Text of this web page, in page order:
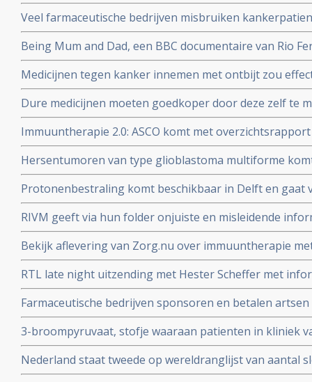
met immuuntherapie voor longkankerpatienten
Veel farmaceutische bedrijven misbruiken
wetenschappelijk onderzoek, aldus kritisch rapport van
Being Mum and Dad, een BBC documentaire van Rio
Manchester United die zijn vrouw Rebecca verloor aan
Medicijnen tegen kanker innemen met ontbijt zou
dosering zou miljoenen kunnen besparen
Dure medicijnen moeten goedkoper door deze zelf te
Jan Schellens in de DWDD van 8 februari 2017
Immuuntherapie 2.0: ASCO komt met
ontwikkelingen bij kanker van afgelopen jaar en
Hersentumoren van type glioblastoma multiforme
voor terwijl laaggradige vormen van hersentumoren
mobiele telefoons?
Protonenbestraling komt beschikbaar in Delft en gaat
vergoed worden
RIVM geeft via hun folder onjuiste en misleidende
darmkankeronderzoek onder de Nederlandse
Bekijk aflevering van Zorg.nu over immuuntherapie
Schumacher d.d. 1 novermber 2016
RTL late night uitzending met Hester Scheffer met
irreversible electroporation
Farmaceutische bedrijven sponsoren en betalen
jaren. Onafhankelijkheid van artsen en
3-broompyruvaat, stofje waaraan patienten in kliniek
soms ook genezende behandeling voor uitgezaaide
Nederland staat tweede op wereldranglijst van aantal
Alcohol, roken, reflux - maagzuur en obesitas zijn